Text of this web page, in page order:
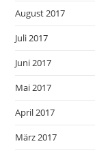
August 2017
Juli 2017
Juni 2017
Mai 2017
April 2017
März 2017